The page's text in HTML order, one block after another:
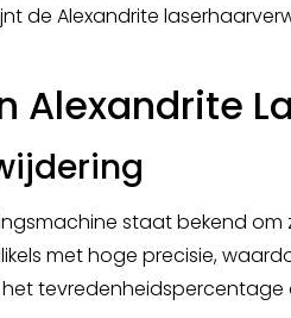
de Alexandrite
Alexandrite
staat bekend
met hoge precisie,